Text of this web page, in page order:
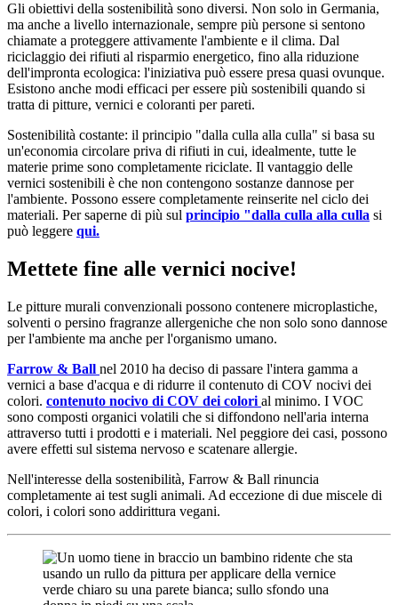
Gli obiettivi della sostenibilità sono diversi. Non solo in Germania,
ma anche a livello internazionale, sempre più persone si sentono
chiamate a proteggere attivamente l'ambiente e il clima. Dal
riciclaggio dei rifiuti al risparmio energetico, fino alla riduzione
dell'impronta ecologica: l'iniziativa può essere presa quasi ovunque.
Esistono anche modi efficaci per essere più sostenibili quando si
tratta di pitture, vernici e coloranti per pareti.
Sostenibilità costante: il principio "dalla culla alla culla" si basa su
un'economia circolare priva di rifiuti in cui, idealmente, tutte le
materie prime sono completamente riciclate. Il vantaggio delle
vernici sostenibili è che non contengono sostanze dannose per
l'ambiente. Possono essere completamente reinserite nel ciclo dei
materiali. Per saperne di più sul principio "dalla culla alla culla si
può leggere qui.
Mettete fine alle vernici nocive!
Le pitture murali convenzionali possono contenere microplastiche,
solventi o persino fragranze allergeniche che non solo sono dannose
per l'ambiente ma anche per l'organismo umano.
Farrow & Ball nel 2010 ha deciso di passare l'intera gamma a
vernici a base d'acqua e di ridurre il contenuto di COV nocivi dei
colori. contenuto nocivo di COV dei colori al minimo. I VOC
sono composti organici volatili che si diffondono nell'aria interna
attraverso tutti i prodotti e i materiali. Nel peggiore dei casi, possono
avere effetti sul sistema nervoso e scatenare allergie.
Nell'interesse della sostenibilità, Farrow & Ball rinuncia
completamente ai test sugli animali. Ad eccezione di due miscele di
colori, i colori sono addirittura vegani.